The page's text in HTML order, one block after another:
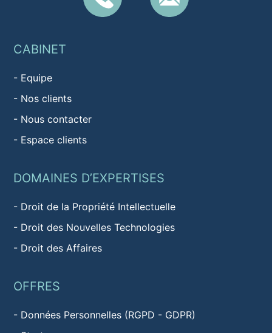
CABINET
- Equipe
- Nos clients
- Nous contacter
- Espace clients
DOMAINES D’EXPERTISES
- Droit de la Propriété Intellectuelle
- Droit des Nouvelles Technologies
- Droit des Affaires
OFFRES
- Données Personnelles (RGPD - GDPR)